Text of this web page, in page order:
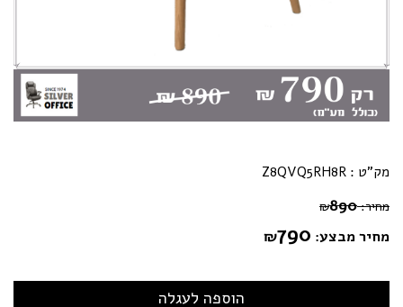
מק"ט : Z8QVQ5RH8R
מחיר: ₪890
מחיר מבצע: ₪790